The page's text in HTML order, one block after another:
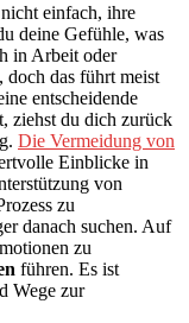
einfach, ihre
deine Gefühle, was
in Arbeit oder
doch das führt meist
entscheidende
ziehst du dich zurück
Die Vermeidung von
Einblicke in
von
zu
danach suchen. Auf
zu
führen. Es ist
Wege zur